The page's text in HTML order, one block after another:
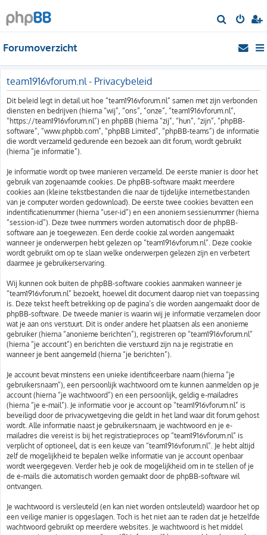
o
Forumoverzicht
team1916vforum.nl - Privacybeleid
Dit beleid legt in detail uit hoe “team1916vforum.nl” samen met zijn verbonden
diensten en bedrijven (hierna “wij”, “ons”, “onze”, “team1916vforum.nl”,
“https://team1916vforum.nl”) en phpBB (hierna “zij”, “hun”, “zijn”, “phpBB-
software”, “www.phpbb.com”, “phpBB Limited”, “phpBB-teams”) de informatie
die wordt verzameld gedurende een bezoek aan dit forum, wordt gebruikt
(hierna “je informatie”).
Je informatie wordt op twee manieren verzameld. De eerste manier is door het
gebruik van zogenaamde cookies. De phpBB-software maakt meerdere
cookies aan (kleine tekstbestanden die naar de tijdelijke internetbestanden
van je computer worden gedownload). De eerste twee cookies bevatten een
indentificatienummer (hierna “user-id”) en een anoniem sessienummer (hierna
“session-id”). Deze twee nummers worden automatisch door de phpBB-
software aan je toegewezen. Een derde cookie zal worden aangemaakt
wanneer je onderwerpen hebt gelezen op “team1916vforum.nl”. Deze cookie
wordt gebruikt om op te slaan welke onderwerpen gelezen zijn en verbetert
daarmee je gebruikerservaring.
Wij kunnen ook buiten de phpBB-software cookies aanmaken wanneer je
“team1916vforum.nl” bezoekt, hoewel dit document daarop niet van toepassing
is. Deze tekst heeft betrekking op de pagina’s die worden aangemaakt door de
phpBB-software. De tweede manier is waarin wij je informatie verzamelen door
wat je aan ons verstuurt. Dit is onder andere het plaatsen als een anonieme
gebruiker (hierna “anonieme berichten”), registreren op “team1916vforum.nl”
(hierna “je account”) en berichten die verstuurd zijn na je registratie en
wanneer je bent aangemeld (hierna “je berichten”).
Je account bevat minstens een unieke identificeerbare naam (hierna “je
gebruikersnaam”), een persoonlijk wachtwoord om te kunnen aanmelden op je
account (hierna “je wachtwoord”) en een persoonlijk, geldig e-mailadres
(hierna “je e-mail”). Je informatie voor je account op “team1916vforum.nl” is
beveiligd door de privacywetgeving die geldt in het land waar dit forum gehost
wordt. Alle informatie naast je gebruikersnaam, je wachtwoord en je e-
mailadres die vereist is bij het registratieproces op “team1916vforum.nl” is
verplicht of optioneel, dat is een keuze van “team1916vforum.nl”. Je hebt altijd
zelf de mogelijkheid te bepalen welke informatie van je account openbaar
wordt weergegeven. Verder heb je ook de mogelijkheid om in te stellen of je
de e-mails die automatisch worden gemaakt door de phpBB-software wil
ontvangen.
Je wachtwoord is versleuteld (en kan niet worden ontsleuteld) waardoor het op
een veilige manier is opgeslagen. Toch is het niet aan te raden dat je hetzelfde
wachtwoord gebruikt op meerdere websites. Je wachtwoord is het middel